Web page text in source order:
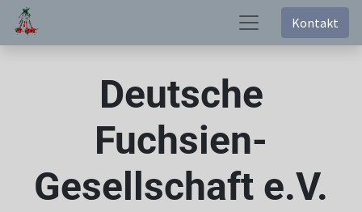
Kontakt
Deutsche
Fuchsien-
Gesellschaft e.V.